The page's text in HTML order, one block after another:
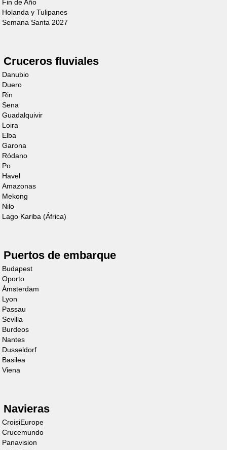
6/8 Personas
Descubre el barco
Cruiser
Cruiser
Premium+ 6/8
Cruiser
Fin de Año
Holanda y Tulipanes
Semana Santa 2027
Cruceros fluviales
Danubio
Duero
Rin
Sena
Guadalquivir
Loira
Elba
Garona
Ródano
Po
Havel
Amazonas
Mekong
Nilo
Lago Kariba (África)
Puertos de embarque
Budapest
Oporto
Ámsterdam
Lyon
Passau
Sevilla
Burdeos
Nantes
Dusseldorf
Basilea
Viena
Navieras
CroisiEurope
Crucemundo
Panavision